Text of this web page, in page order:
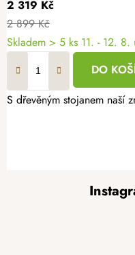
2 319 Kč
2 899 Kč
Skladem > 5 ks 11. - 12. 8.
DO
S dřevěným stojanem naší